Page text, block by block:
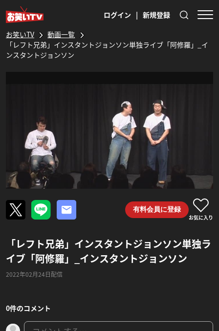
ログイン | 新規登録
お笑いTV
動画一覧
「レフト兄弟」インスタントジョンソン単独ライブ「阿修羅」_イ
ンスタントジョンソン
有料会員に登録
お気に入り
「レフト兄弟」インスタントジョンソン単独ラ
イブ「阿修羅」_インスタントジョンソン
2022年02月24日配信
0件のコメント